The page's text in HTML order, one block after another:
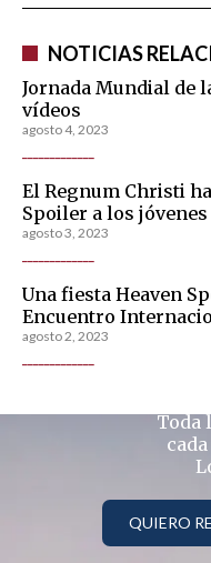
NOTICIAS
Jornada Mundial de
vídeos
agosto 4, 2023
El Regnum Christi
Spoiler a los jóvenes
agosto 3, 2023
Una fiesta Heaven
Encuentro
agosto 2, 2023
Toda
QUIERO